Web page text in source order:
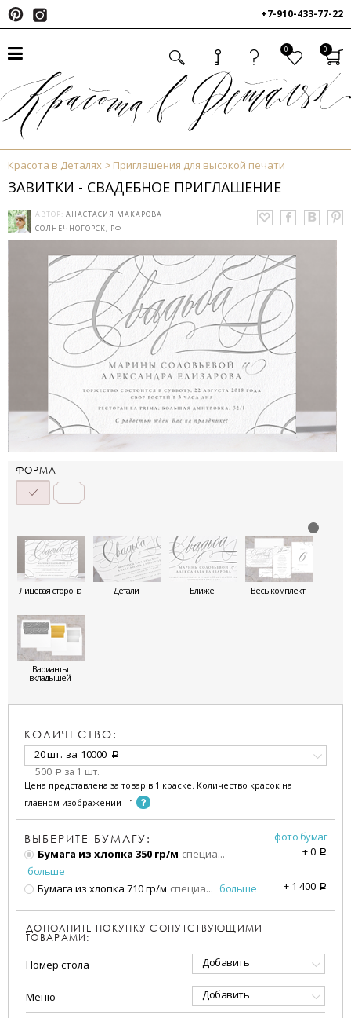
+7-910-433-77-22
0 0
Красота в Деталях Приглашения для высокой печати
ЗАВИТКИ - СВАДЕБНОЕ ПРИГЛАШЕНИЕ
АВТОР: АНАСТАСИЯ МАКАРОВА
СОЛНЕЧНОГОРСК, РФ
ФОРМА
Лицевая сторона Детали Ближе Весь комплект
Варианты
вкладышей
КОЛИЧЕСТВО:
20 шт. за 10000 a
500 a за 1 шт.
Цена представлена за товар в 1 краске. Количество красок на
главном изображении - 1
ВЫБЕРИТЕ БУМАГУ:
фото бумаг
Бумага из хлопка 350 гр/м специа...
больше
+0 a
Бумага из хлопка 710 гр/м специа... больше + 1 400 a
ДОПОЛНИТЕ ПОКУПКУ СОПУТСТВУЮЩИМИ
ТОВАРАМИ:
Номер стола Добавить
Меню Добавить